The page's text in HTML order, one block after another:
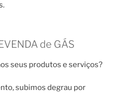
de GÁS
seus produtos e serviços?
subimos degrau por